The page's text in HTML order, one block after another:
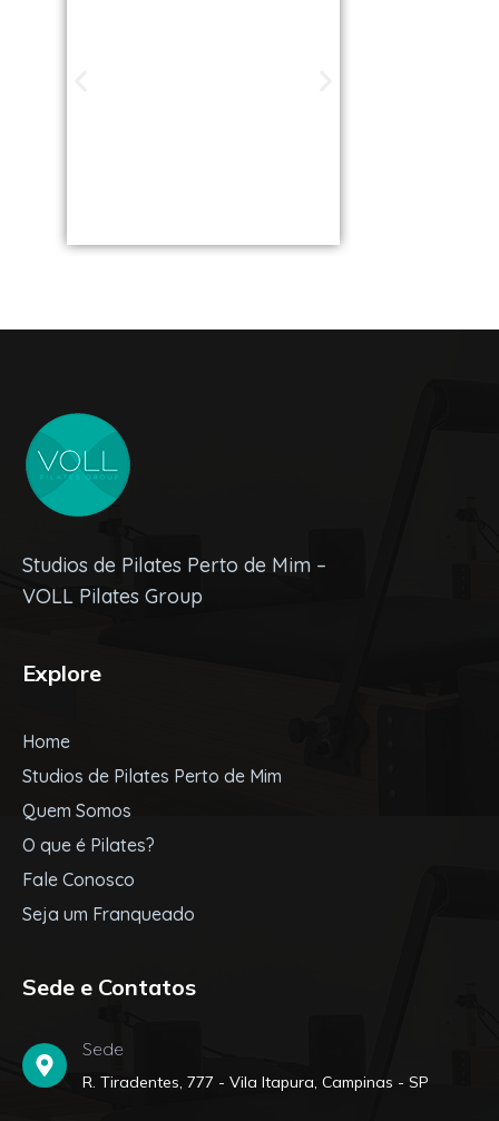
Studios de Pilates Perto de Mim –
VOLL Pilates Group
Explore
Home
Studios de Pilates Perto de Mim
Quem Somos
O que é Pilates?
Fale Conosco
Seja um Franqueado
Sede e Contatos
Sede
R. Tiradentes, 777 - Vila Itapura, Campinas - SP